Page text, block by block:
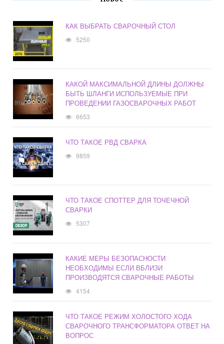
КАК ВЫБРАТЬ СВАРОЧНЫЙ СТОЛ
5250
КАКОЙ МАКСИМАЛЬНОЙ ДЛИНЫ ДОЛЖНЫ
БЫТЬ ШЛАНГИ ИСПОЛЬЗУЕМЫЕ ПРИ
ПРОВЕДЕНИИ ГАЗОСВАРОЧНЫХ РАБОТ
6653
ЧТО ТАКОЕ РВД СВАРКА
9859
ЧТО ТАКОЕ СПОТТЕР ДЛЯ ТОЧЕЧНОЙ
СВАРКИ
5307
КАКИЕ МЕРЫ БЕЗОПАСНОСТИ
НЕОБХОДИМЫ ЕСЛИ ВБЛИЗИ
ПРОИЗВОДЯТСЯ СВАРОЧНЫЕ РАБОТЫ
4154
ЧТО ТАКОЕ РЕЖИМ ХОЛОСТОГО ХОДА
СВАРОЧНОГО ТРАНСФОРМАТОРА ОТВЕТ НА
ВОПРОС